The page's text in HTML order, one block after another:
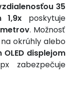
35
1,9x poskytuje
. Možnosť
okrúhly alebo
displejom
zabezpečuje